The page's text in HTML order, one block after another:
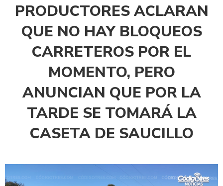
PRODUCTORES ACLARAN
QUE NO HAY BLOQUEOS
CARRETEROS POR EL
MOMENTO, PERO
ANUNCIAN QUE POR LA
TARDE SE TOMARÁ LA
CASETA DE SAUCILLO